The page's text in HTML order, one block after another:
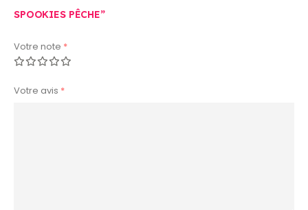
SPOOKIES PÊCHE”
Votre note *
Votre avis *